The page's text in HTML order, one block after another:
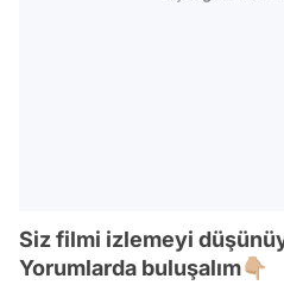
Siz filmi izlemeyi
Yorumlarda buluşalım👇🏼